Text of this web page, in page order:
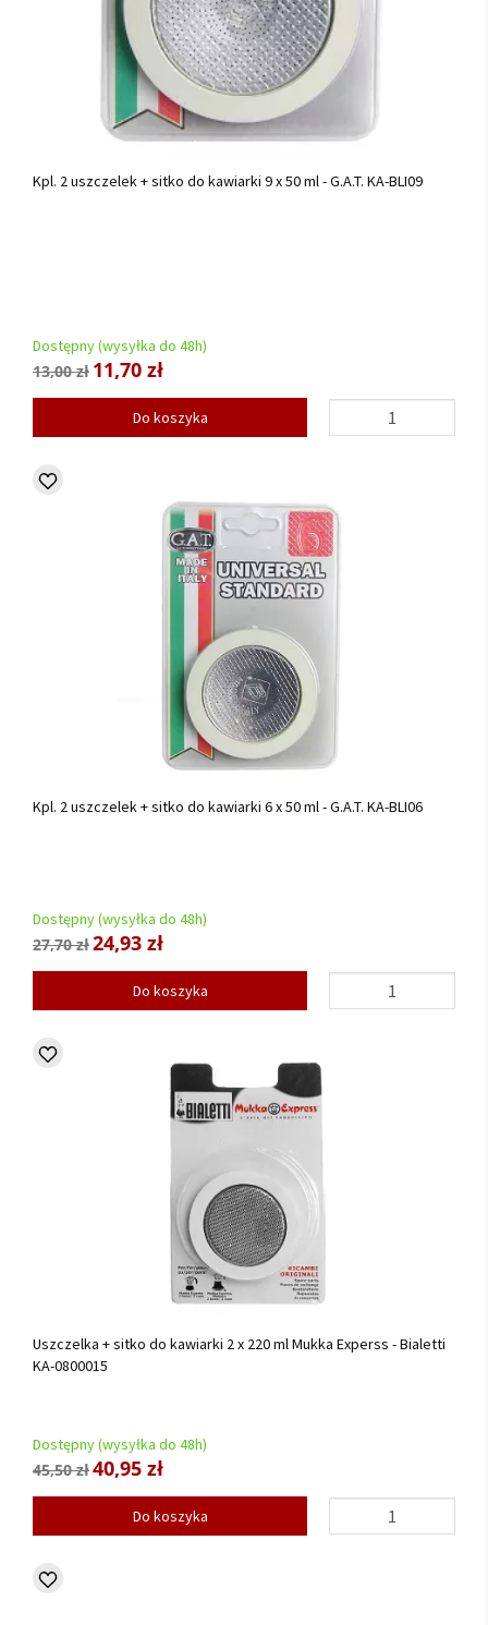
Kpl. 2 uszczelek + sitko do kawiarki 9 x 50 ml - G.A.T. KA-BLI09
Dostępny (wysyłka do 48h)
13,00 zł 11,70 zł
Do koszyka
Kpl. 2 uszczelek + sitko do kawiarki 6 x 50 ml - G.A.T. KA-BLI06
Dostępny (wysyłka do 48h)
27,70 zł24,93 zł
Do koszyka
Uszczelka + sitko do kawiarki 2 x 220 ml Mukka Experss - Bialetti
KA-0800015
Dostępny (wysyłka do 48h)
45,50 zł40,95 zł
Do koszyka